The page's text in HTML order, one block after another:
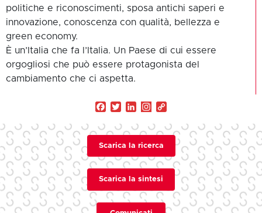
politiche e riconoscimenti, sposa antichi saperi e
innovazione, conoscenza con qualità, bellezza e
green economy.
È un’Italia che fa l’Italia. Un Paese di cui essere
orgogliosi che può essere protagonista del
cambiamento che ci aspetta.
Facebook
TwitterLinkedIn
Scarica la ricerca
Scarica la sintesi